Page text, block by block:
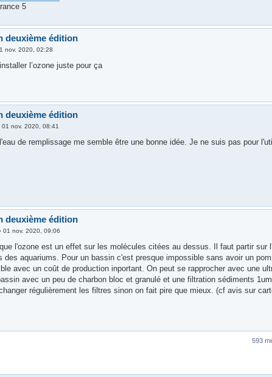
5
deuxième édition
nov. 2020, 02:28
l’ozone juste pour ça
deuxième édition
01 nov. 2020, 08:41
de remplissage me semble être une bonne idée. Je ne suis pas pour
deuxième édition
01 nov. 2020, 09:06
l'ozone est un effet sur les molécules citées au dessus. Il faut partir sur
des aquariums. Pour un bassin c'est presque impossible sans avoir un
avec un coût de production inportant. On peut se rapprocher avec une
avec un peu de charbon bloc et granulé et une filtration sédiments
régulièrement les filtres sinon on fait pire que mieux. (cf avis sur
593